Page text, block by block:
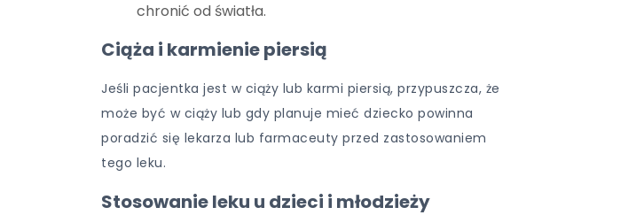
chronić od światła.
Ciąża i karmienie piersią
Jeśli pacjentka jest w ciąży lub karmi piersią, przypuszcza, że
może być w ciąży lub gdy planuje mieć dziecko powinna
poradzić się lekarza lub farmaceuty przed zastosowaniem
tego leku.
Stosowanie leku u dzieci i młodzieży